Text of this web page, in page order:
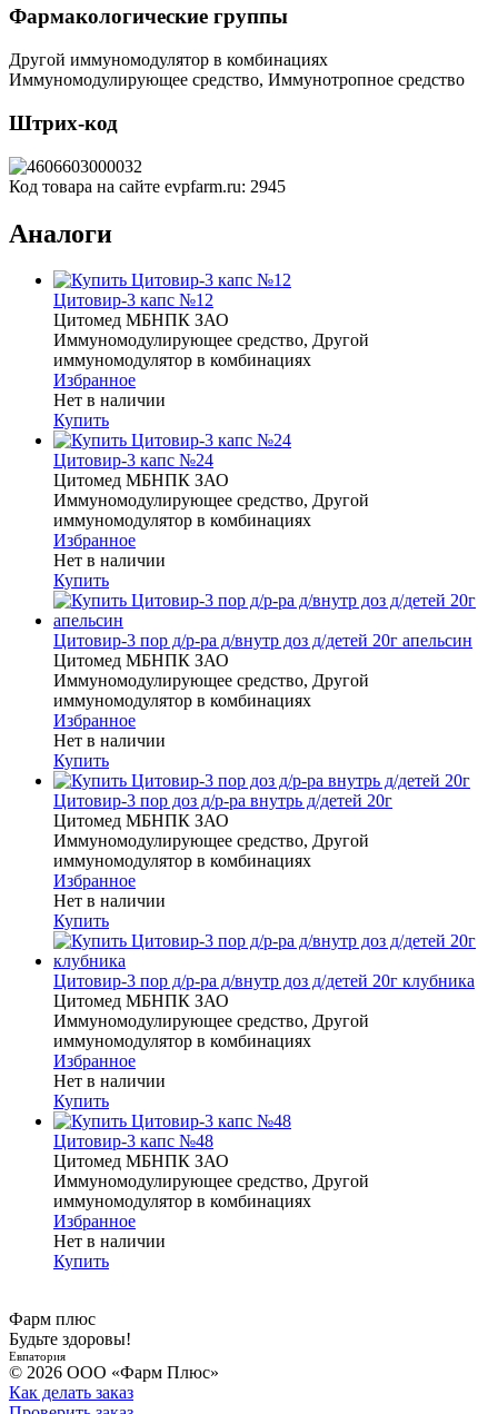
Фармакологические группы
Другой иммуномодулятор в комбинациях
Иммуномодулирующее средство, Иммунотропное средство
Штрих-код
Код товара на сайте evpfarm.ru: 2945
Аналоги
Цитовир-3 капс №12
Цитомед МБНПК ЗАО
Иммуномодулирующее средство, Другой
иммуномодулятор в комбинациях
Избранное
Нет в наличии
Купить
Цитовир-3 капс №24
Цитомед МБНПК ЗАО
Иммуномодулирующее средство, Другой
иммуномодулятор в комбинациях
Избранное
Нет в наличии
Купить
Цитовир-3 пор д/р-ра д/внутр доз д/детей 20г апельсин
Цитомед МБНПК ЗАО
Иммуномодулирующее средство, Другой
иммуномодулятор в комбинациях
Избранное
Нет в наличии
Купить
Цитовир-3 пор доз д/р-ра внутрь д/детей 20г
Цитомед МБНПК ЗАО
Иммуномодулирующее средство, Другой
иммуномодулятор в комбинациях
Избранное
Нет в наличии
Купить
Цитовир-3 пор д/р-ра д/внутр доз д/детей 20г клубника
Цитомед МБНПК ЗАО
Иммуномодулирующее средство, Другой
иммуномодулятор в комбинациях
Избранное
Нет в наличии
Купить
Цитовир-3 капс №48
Цитомед МБНПК ЗАО
Иммуномодулирующее средство, Другой
иммуномодулятор в комбинациях
Избранное
Нет в наличии
Купить
Фарм плюс
Будьте здоровы!
Евпатория
© 2026 ООО «Фарм Плюс»
Как делать заказ